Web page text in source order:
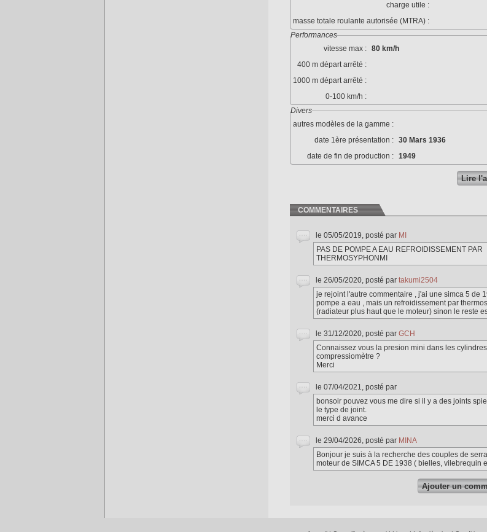
charge utile :
masse totale roulante autorisée (MTRA) :
Performances
vitesse max : 80 km/h
400 m départ arrêté :
1000 m départ arrêté :
0-100 km/h :
Divers
autres modèles de la gamme :
date 1ère présentation : 30 Mars 1936
date de fin de production : 1949
Lire
COMMENTAIRES
le 05/05/2019, posté par MI
PAS DE POMPE A EAU REFROIDISSEMENT PAR
THERMOSYPHONMI
le 26/05/2020, posté par takumi2504
je rejoint l'autre commentaire , j'ai une simca 5 de
pompe a eau , mais un refroidissement par
(radiateur plus haut que le moteur) sinon le reste
le 31/12/2020, posté par GCH
Connaissez vous la presion mini dans les
compressiomètre ?
Merci
le 07/04/2021, posté par
bonsoir pouvez vous me dire si il y a des joints
le type de joint.
merci d avance
le 29/04/2026, posté par MINA
Bonjour je suis à la recherche des couples de
moteur de SIMCA 5 DE 1938 ( bielles, vilebrequin
Ajouter un